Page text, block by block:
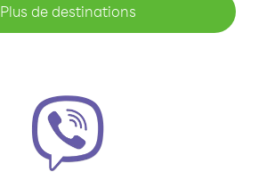
Plus de destinations